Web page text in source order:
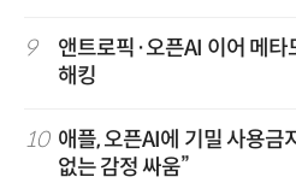
9
앤트로픽·오픈AI 이어 메
해킹
10 애플, 오픈AI에 기밀 사용
없는 감정 싸움”